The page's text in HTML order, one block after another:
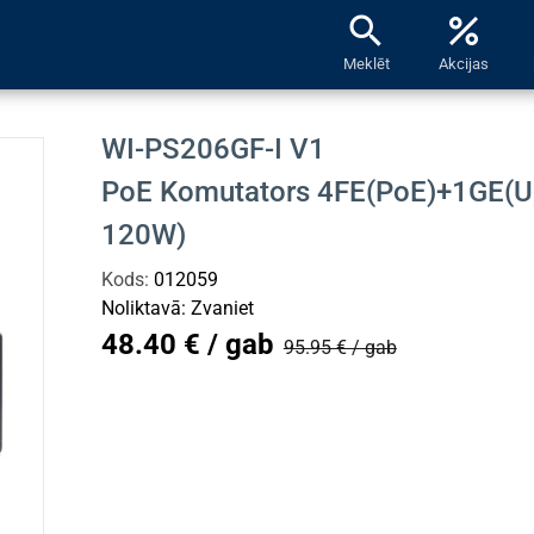
search
Meklēt
percent
Akcijas
WI-PS206GF-I V1
PoE Komutators
120W)
Kods: 012059
Noliktavā: Zvaniet
48.40 € / gab 95.95 € / gab